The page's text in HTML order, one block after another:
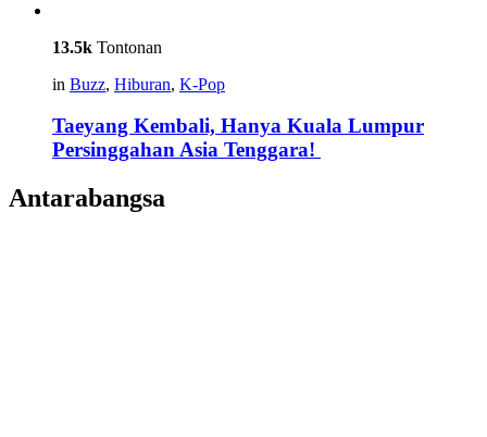
13.5k Tontonan
in Buzz, Hiburan, K-Pop
Taeyang Kembali, Hanya Kuala Lumpur
Persinggahan Asia Tenggara!
Antarabangsa